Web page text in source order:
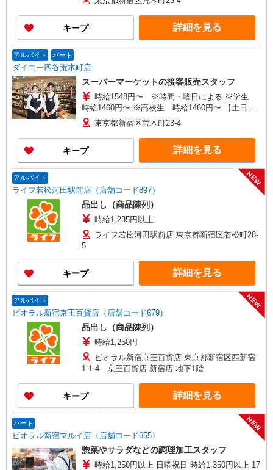
25％UP
キープ 詳細を見る
アルバイト パート
ダイエー四谷荒木町店
スーパーマーケットの接客販売スタッフ
時給1548円〜 ※時間・曜日による ※学生
時給1460円〜 ※高校生 時給1460円〜 【土日】
どちらか必須 ※6:00〜8:00 時給＋100円 ※22:00
以降 基本時給より25％UP
東京都新宿区荒木町23-4
キープ 詳細を見る
アルバイト
ライフ若松河田駅前店（店舗コード897）
NEW
品出し（商品陳列）
時給1,235円以上
ライフ若松河田駅前店 東京都新宿区若松町28-
5
キープ 詳細を見る
アルバイト
ビオラル新宿京王百貨店（店舗コード679）
NEW
品出し（商品陳列）
時給1,250円
ビオラル新宿京王百貨店 東京都新宿区西新宿
1-1-4 京王百貨店 新宿店 地下1階
キープ 詳細を見る
パート
ビオラル新宿マルイ店（店舗コード655）
NEW
惣菜やサラダなどの調理加工スタッフ
時給1,250円以上 日曜祝日 時給1,350円以上 17